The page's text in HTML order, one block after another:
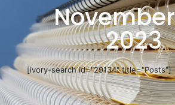
2023
[ivory-search id="29134" title="Posts"]